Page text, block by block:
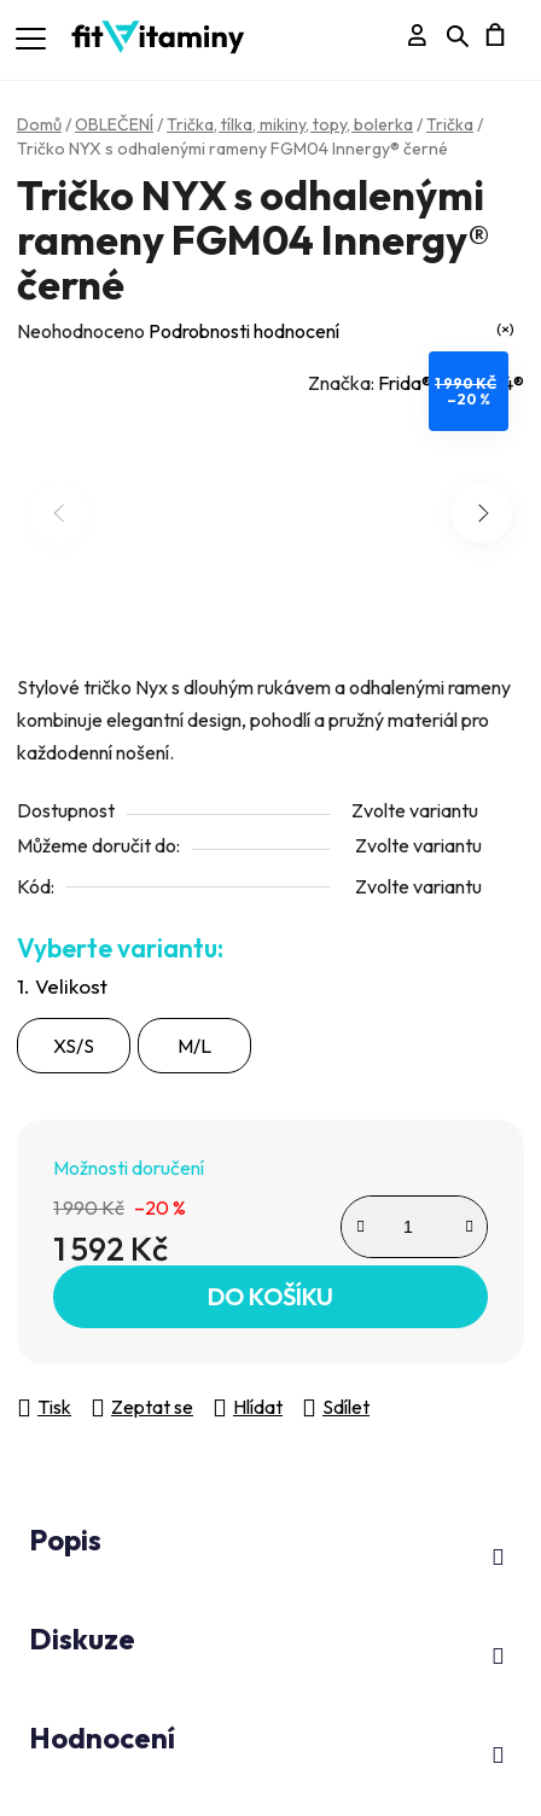
Přihlášení
Hledat
Domů/OBLEČENÍ /Trička, tílka, mikiny, topy, bolerka /Trička /
Tričko NYX s odhalenými rameny FGM04 Innergy® černé
Stylové tričko Nyx s dlouhým rukávem a odhalenými rameny
kombinuje elegantní design, pohodlí a pružný materiál pro
každodenní nošení.
Dostupnost
Zvolte variantu
Můžeme doručit do:
Zvolte variantu
Kód:
Zvolte variantu
1. Velikost
XS/S M/L
Možnosti doručení
1 990 Kč –20 %
1 592 Kč
Měrná cena: DO KOŠÍKU
Tisk Zeptat se Hlídat Sdílet
Tričko NYX s odhalenými
rameny FGM04 Innergy®
černé
Průměrné
Neohodnoceno Podrobnosti hodnocení
Značka: Frida® - FGM04®
1 990 KČ
–20 %
Popis
Diskuze
Hodnocení